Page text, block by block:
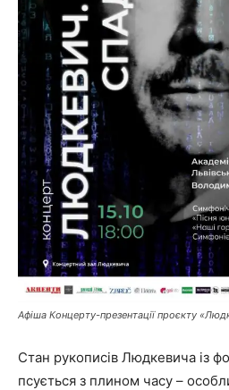
Афіша Концерту-презентації проєкту
Стан рукописів Людкевича із
псується з плином часу –